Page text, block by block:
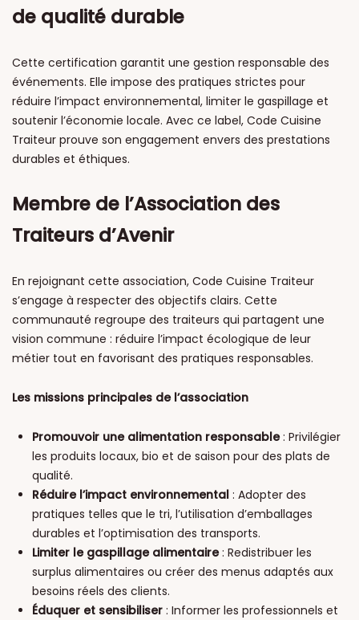
de qualité durable
Cette certification garantit une gestion responsable des
événements. Elle impose des pratiques strictes pour
réduire l’impact environnemental, limiter le gaspillage et
soutenir l’économie locale. Avec ce label, Code Cuisine
Traiteur prouve son engagement envers des prestations
durables et éthiques.
Membre de l’Association des
Traiteurs d’Avenir
En rejoignant cette association, Code Cuisine Traiteur
s’engage à respecter des objectifs clairs. Cette
communauté regroupe des traiteurs qui partagent une
vision commune : réduire l’impact écologique de leur
métier tout en favorisant des pratiques responsables.
Les missions principales de l’association
Promouvoir une alimentation responsable: Privilégier
les produits locaux, bio et de saison pour des plats de
qualité.
Réduire l’impact environnemental : Adopter des
pratiques telles que le tri, l’utilisation d’emballages
durables et l’optimisation des transports.
Limiter le gaspillage alimentaire: Redistribuer les
surplus alimentaires ou créer des menus adaptés aux
besoins réels des clients.
Éduquer et sensibiliser : Informer les professionnels et